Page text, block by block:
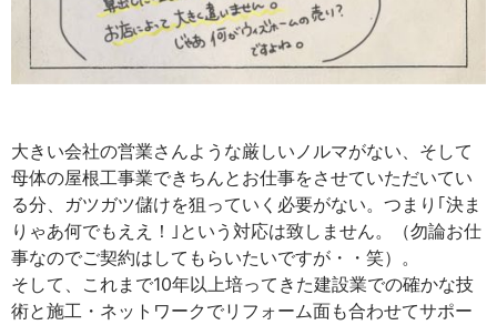
大きい会社の営業さんような厳しいノルマがない、そして
母体の屋根工事業できちんとお仕事をさせていただいてい
る分、ガツガツ儲けを狙っていく必要がない。つまり｢決ま
りゃあ何でもええ！｣という対応は致しません。（勿論お仕
事なのでご契約はしてもらいたいですが・・笑）。
そして、これまで10年以上培ってきた建設業での確かな技
術と施工・ネットワークでリフォーム面も合わせてサポー